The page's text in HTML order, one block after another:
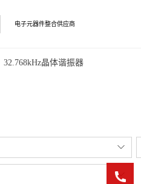
电子元器件整合供应商
32.768kHz晶体谐振器